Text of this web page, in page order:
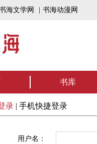
海文学网 书海动漫网
书库
录 | 手机快捷登录
用户名：